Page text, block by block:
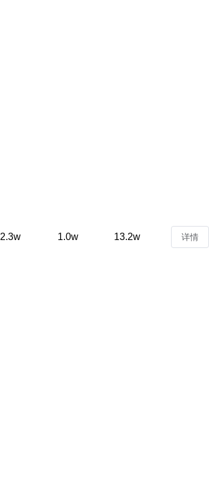
2.3w 1.0w 13.2w 详情